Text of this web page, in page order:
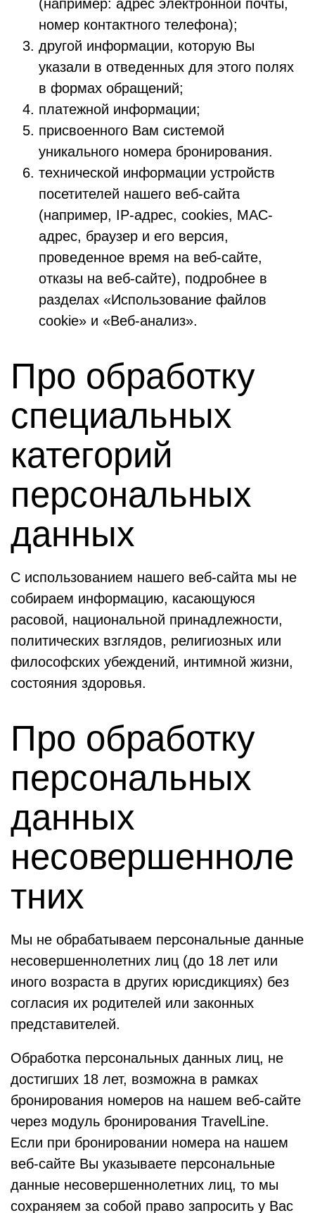
(например: адрес электронной почты,
номер контактного телефона);
другой информации, которую Вы
указали в отведенных для этого полях
в формах обращений;
платежной информации;
присвоенного Вам системой
уникального номера бронирования.
технической информации устройств
посетителей нашего веб-сайта
(например, IP-адрес, cookies, MAC-
адрес, браузер и его версия,
проведенное время на веб-сайте,
отказы на веб-сайте), подробнее в
разделах «Использование файлов
cookie» и «Веб-анализ».
Про обработку
специальных
категорий
персональных
данных
С использованием нашего веб-сайта мы не
собираем информацию, касающуюся
расовой, национальной принадлежности,
политических взглядов, религиозных или
философских убеждений, интимной жизни,
состояния здоровья.
Про обработку
персональных
данных
несовершенноле
тних
Мы не обрабатываем персональные данные
несовершеннолетних лиц (до 18 лет или
иного возраста в других юрисдикциях) без
согласия их родителей или законных
представителей.
Обработка персональных данных лиц, не
достигших 18 лет, возможна в рамках
бронирования номеров на нашем веб-сайте
через модуль бронирования TravelLine.
Если при бронировании номера на нашем
веб-сайте Вы указываете персональные
данные несовершеннолетних лиц, то мы
сохраняем за собой право запросить у Вас